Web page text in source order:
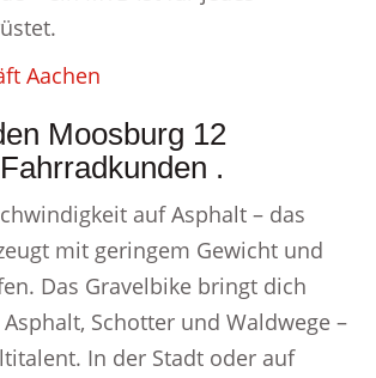
Aachen
Moosburg 12
.
auf Asphalt – das
mit geringem Gewicht und
Das Gravelbike bringt dich
Schotter und Waldwege –
In der Stadt oder auf